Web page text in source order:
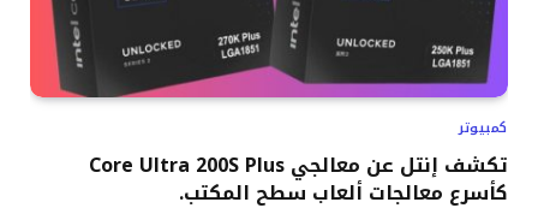
كمبيوتر
تكشف إنتل عن معالجي Core Ultra 200S Plus
كأسرع معالجات ألعاب سطح المكتب.